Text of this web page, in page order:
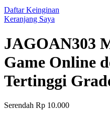
QV Baby
R
Real Shades
Red Castle
Daftar Keinginan
Keranjang Saya
JAGOAN303
Game Online
Tertinggi
Serendah Rp 10.000